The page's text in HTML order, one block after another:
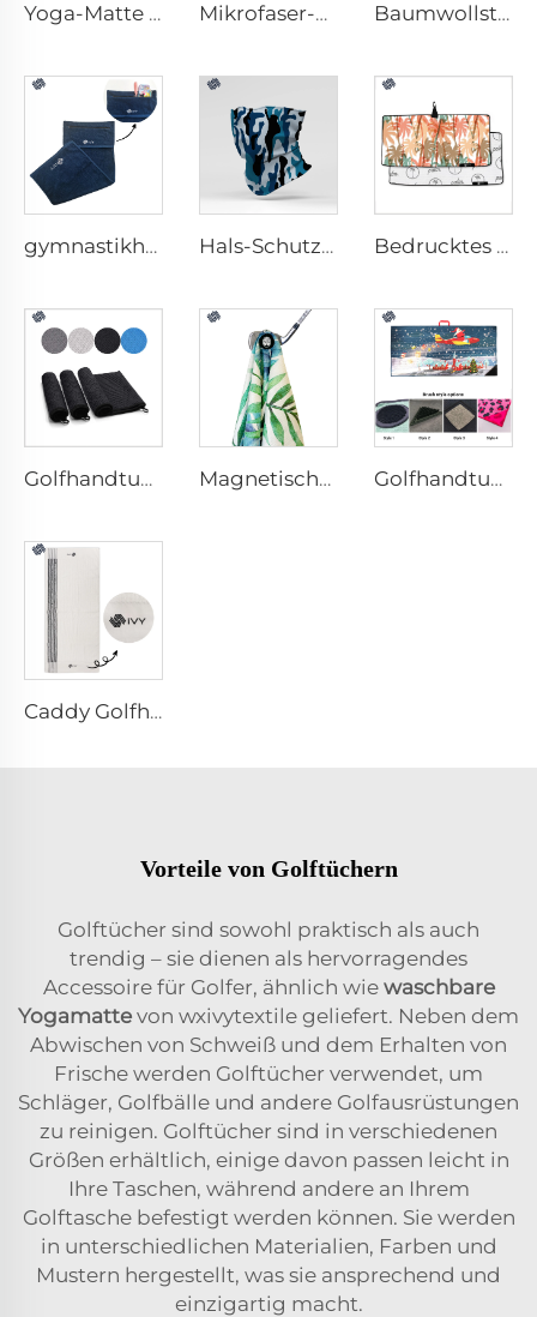
Yoga-Matte Handtuch Mikrofaser-Sporthandtuch Baumwollstrandhandtuch
gymnastikhandtuch mit Tasche Hals-Schutzband Bedrucktes Golfhandtuch
Golfhandtuch aus Mikrofaser Magnetische Golfhandtücher Golfhandtuch mit Bürste
Caddy Golfhandtuch
Vorteile von Golftüchern
Golftücher sind sowohl praktisch als auch
trendig – sie dienen als hervorragendes
Accessoire für Golfer, ähnlich wie waschbare
Yogamatte von wxivytextile geliefert. Neben dem
Abwischen von Schweiß und dem Erhalten von
Frische werden Golftücher verwendet, um
Schläger, Golfbälle und andere Golfausrüstungen
zu reinigen. Golftücher sind in verschiedenen
Größen erhältlich, einige davon passen leicht in
Ihre Taschen, während andere an Ihrem
Golftasche befestigt werden können. Sie werden
in unterschiedlichen Materialien, Farben und
Mustern hergestellt, was sie ansprechend und
einzigartig macht.